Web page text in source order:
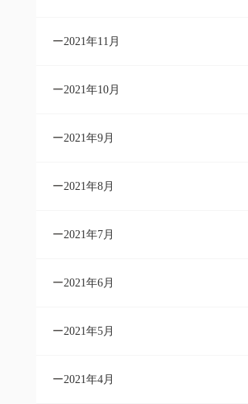
2021年11月
2021年10月
2021年9月
2021年8月
2021年7月
2021年6月
2021年5月
2021年4月